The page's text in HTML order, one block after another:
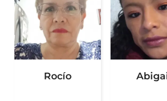
Rocío